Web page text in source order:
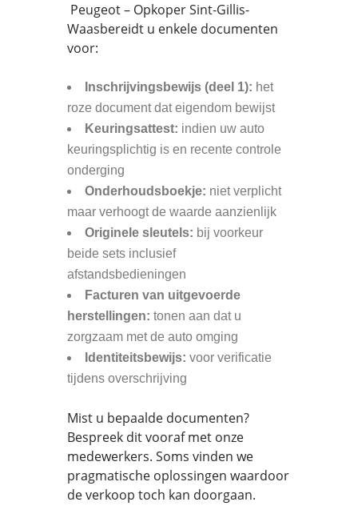
Peugeot – Opkoper Sint-Gillis-
Waasbereidt u enkele documenten
voor:
Inschrijvingsbewijs (deel 1): het
roze document dat eigendom bewijst
Keuringsattest: indien uw auto
keuringsplichtig is en recente controle
onderging
Onderhoudsboekje: niet verplicht
maar verhoogt de waarde aanzienlijk
Originele sleutels: bij voorkeur
beide sets inclusief
afstandsbedieningen
Facturen van uitgevoerde
herstellingen: tonen aan dat u
zorgzaam met de auto omging
Identiteitsbewijs: voor verificatie
tijdens overschrijving
Mist u bepaalde documenten?
Bespreek dit vooraf met onze
medewerkers. Soms vinden we
pragmatische oplossingen waardoor
de verkoop toch kan doorgaan.